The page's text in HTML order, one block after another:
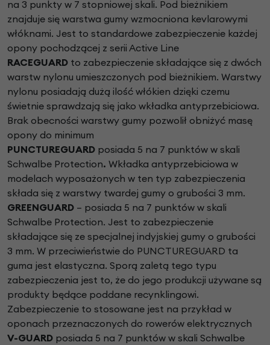
na 3 punkty w 7 stopniowej skali. Pod bieżnikiem
znajduje się warstwa gumy wzmocniona kevlarowymi
włóknami. Jest to standardowe zabezpieczenie każdej
opony pochodzącej z serii Active Line
RACEGUARD to zabezpieczenie składające się z dwóch
warstw nylonu umieszczonych pod bieżnikiem. Warstwy
nylonu posiadają dużą ilość włókien dzięki czemu
świetnie sprawdzają się jako wkładka antyprzebiciowa.
Brak obecności warstwy gumy pozwolił obniżyć masę
opony do minimum
PUNCTUREGUARD posiada 5 na 7 punktów w skali
Schwalbe Protection. Wkładka antyprzebiciowa w
modelach wyposażonych w ten typ zabezpieczenia
składa się z warstwy twardej gumy o grubości 3 mm.
GREENGUARD – posiada 5 na 7 punktów w skali
Schwalbe Protection. Jest to zabezpieczenie
składające się ze specjalnej indyjskiej gumy o grubości
3 mm. W przeciwieństwie do PUNCTUREGUARD ta
guma jest elastyczna. Sporą zaletą tego typu
zabezpieczenia jest to, że do jego produkcji używane są
produkty będące poddane recynklingowi.
Zabezpieczenie to stosowane jest na przykład w
oponach przeznaczonych do rowerów elektrycznych
V-GUARD posiada 5 na 7 punktów w skali Schwalbe